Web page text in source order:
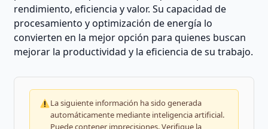
rendimiento, eficiencia y valor. Su capacidad de
procesamiento y optimización de energía lo
convierten en la mejor opción para quienes buscan
mejorar la productividad y la eficiencia de su trabajo.
La siguiente información ha sido generada
automáticamente mediante inteligencia artificial.
Puede contener imprecisiones. Verifique la